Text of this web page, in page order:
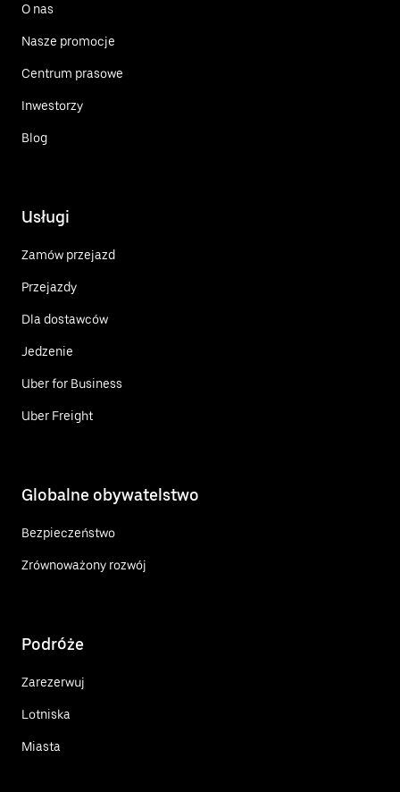
O nas
Nasze promocje
Centrum prasowe
Inwestorzy
Blog
Usługi
Zamów przejazd
Przejazdy
Dla dostawców
Jedzenie
Uber for Business
Uber Freight
Globalne obywatelstwo
Bezpieczeństwo
Zrównoważony rozwój
Podróże
Zarezerwuj
Lotniska
Miasta